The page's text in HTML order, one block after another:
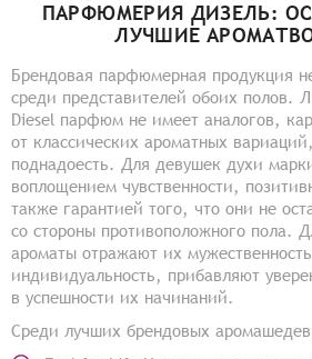
ПАРФЮМЕРИЯ ДИЗЕЛЬ:
ЛУЧШИЕ
Брендовая парфюмерная продукция
среди представителей обоих полов.
Diesel парфюм не имеет аналогов,
от классических ароматных
поднадоесть. Для девушек духи
воплощением чувственности,
также гарантией того, что они не
со стороны противоположного пола.
ароматы отражают их
индивидуальность, прибавляют
в успешности их начинаний.
Среди лучших брендовых